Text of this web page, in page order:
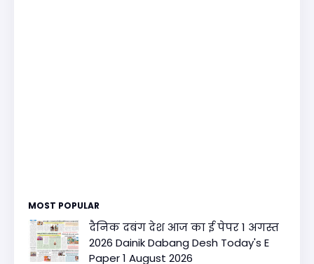
MOST POPULAR
दैनिक दबंग देश आज का ई पेपर 1 अगस्त
2026 Dainik Dabang Desh Today's E
Paper 1 August 2026